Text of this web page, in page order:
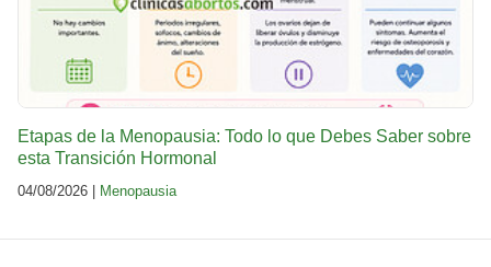
Etapas de la Menopausia: Todo lo que Debes Saber sobre
esta Transición Hormonal
04/08/2026 | Menopausia